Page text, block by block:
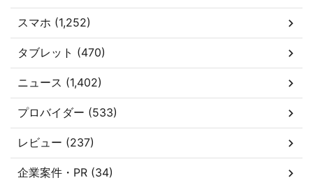
スマホ (1,252)
タブレット (470)
ニュース (1,402)
プロバイダー (533)
レビュー (237)
企業案件・PR (34)